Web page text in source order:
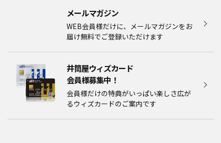
メールマガジン​
WEB会員様だけに、メールマガジンをお
届け無料でご登録いただけます
井筒屋ウィズカード
会員様募集中！​​
会員様だけの特典がいっぱい楽しさ広が
るウィズカードのご案内です